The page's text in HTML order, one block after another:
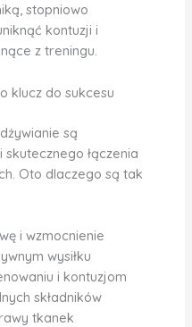
stopniowo
kontuzji i
z treningu.
klucz do sukcesu
są
łączenia
Oto dlaczego są tak
i wzmocnienie
wysiłku
i kontuzjom
składników
tkanek